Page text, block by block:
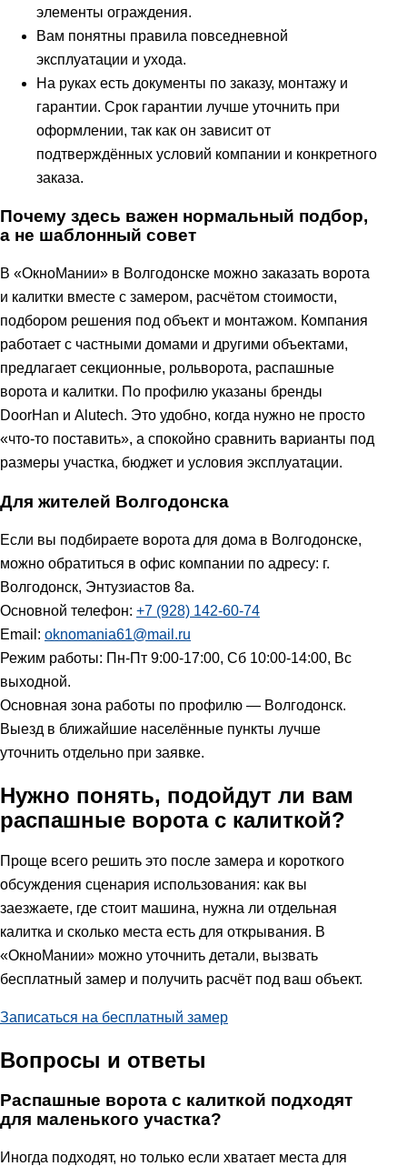
элементы ограждения.
Вам понятны правила повседневной
эксплуатации и ухода.
На руках есть документы по заказу, монтажу и
гарантии. Срок гарантии лучше уточнить при
оформлении, так как он зависит от
подтверждённых условий компании и конкретного
заказа.
Почему здесь важен нормальный подбор,
а не шаблонный совет
В «ОкноМании» в Волгодонске можно заказать ворота
и калитки вместе с замером, расчётом стоимости,
подбором решения под объект и монтажом. Компания
работает с частными домами и другими объектами,
предлагает секционные, рольворота, распашные
ворота и калитки. По профилю указаны бренды
DoorHan и Alutech. Это удобно, когда нужно не просто
«что-то поставить», а спокойно сравнить варианты под
размеры участка, бюджет и условия эксплуатации.
Для жителей Волгодонска
Если вы подбираете ворота для дома в Волгодонске,
можно обратиться в офис компании по адресу: г.
Волгодонск, Энтузиастов 8а.
Основной телефон: +7 (928) 142-60-74
Email: oknomania61@mail.ru
Режим работы: Пн-Пт 9:00-17:00, Сб 10:00-14:00, Вс
выходной.
Основная зона работы по профилю — Волгодонск.
Выезд в ближайшие населённые пункты лучше
уточнить отдельно при заявке.
Нужно понять, подойдут ли вам
распашные ворота с калиткой?
Проще всего решить это после замера и короткого
обсуждения сценария использования: как вы
заезжаете, где стоит машина, нужна ли отдельная
калитка и сколько места есть для открывания. В
«ОкноМании» можно уточнить детали, вызвать
бесплатный замер и получить расчёт под ваш объект.
Записаться на бесплатный замер
Вопросы и ответы
Распашные ворота с калиткой подходят
для маленького участка?
Иногда подходят, но только если хватает места для